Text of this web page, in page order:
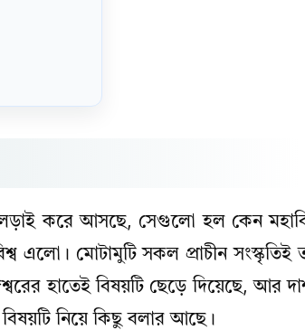
লড়াই করে আসছে, সেগুলো হল কেন
মোটামুটি সকল প্রাচীন সংস্কৃতিই
হাতেই বিষয়টি ছেড়ে দিয়েছে, আর
বিষয়টি নিয়ে কিছু বলার আছে।